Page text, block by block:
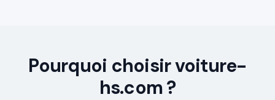
Pourquoi choisir voiture-
hs.com ?